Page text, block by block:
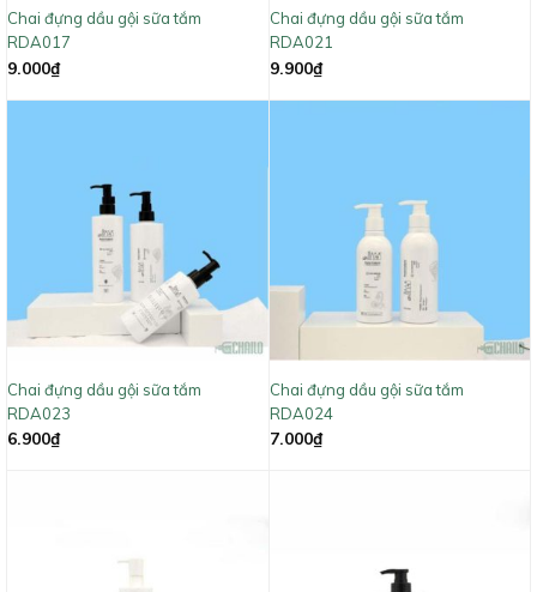
Chai đựng dầu gội sữa tắm
RDA017
9.000₫
Chai đựng dầu gội sữa tắm
RDA021
9.900₫
Chai đựng dầu gội sữa tắm
RDA023
6.900₫
Chai đựng dầu gội sữa tắm
RDA024
7.000₫